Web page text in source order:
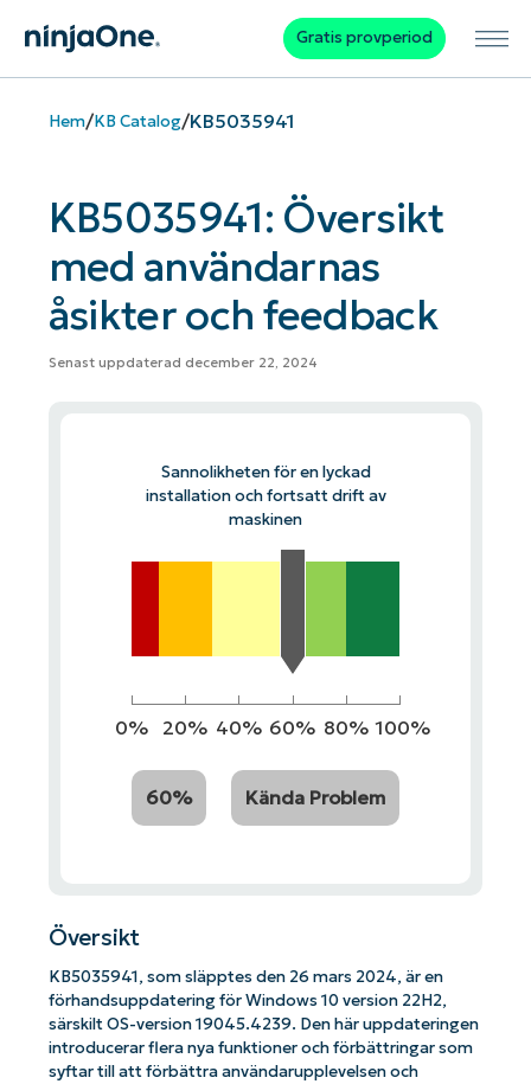
Gratis provperiod
Hem/KB Catalog/KB5035941
KB5035941: Översikt
med användarnas
åsikter och feedback
Senast uppdaterad december 22, 2024
Sannolikheten för en lyckad
installation och fortsatt drift av
maskinen
0% 20% 40% 60% 80% 100%
60% Kända Problem
Översikt
KB5035941, som släpptes den 26 mars 2024, är en
förhandsuppdatering för Windows 10 version 22H2,
särskilt OS-version 19045.4239. Den här uppdateringen
introducerar flera nya funktioner och förbättringar som
syftar till att förbättra användarupplevelsen och